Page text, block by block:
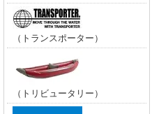
（トランスポーター）
（トリビュータリー）